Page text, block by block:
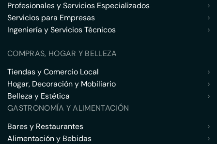
Profesionales y Servicios Especializados
›
Servicios para Empresas
›
Ingeniería y Servicios Técnicos
›
COMPRAS, HOGAR Y BELLEZA
Tiendas y Comercio Local
›
Hogar, Decoración y Mobiliario
›
Belleza y Estética
›
GASTRONOMÍA Y ALIMENTACIÓN
Bares y Restaurantes
›
Alimentación y Bebidas
›